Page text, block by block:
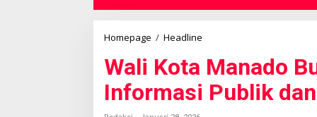
Homepage / Headline
Wali Kota Manado
Informasi Publik